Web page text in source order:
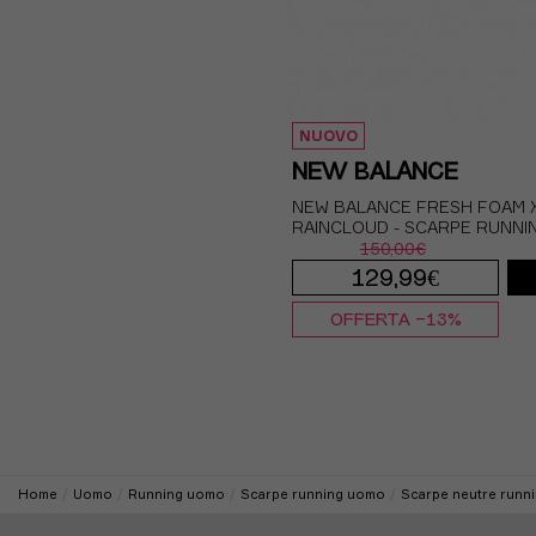
NUOVO
NEW BALANCE
NEW BALANCE FRESH FOAM
RAINCLOUD - SCARPE
150,00€
129,99€
OFFERTA -13%
Home Uomo Running uomo Scarpe running uomo Scarpe neutre